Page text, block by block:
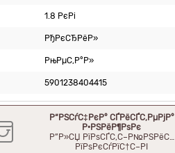
1.8 РєРі
РђРєСЂРёР»
РњРµС‚Р°Р»
5901238404415
Р“РЅСѓС‡РєР° СЃРёСЃС‚РµРјР°
Р·РЅРёР¶РѕРє
Р”Р»СЏ РїРѕСЃС‚С–Р№РЅРёС…
РїРѕРєСѓРїС†С–РІ